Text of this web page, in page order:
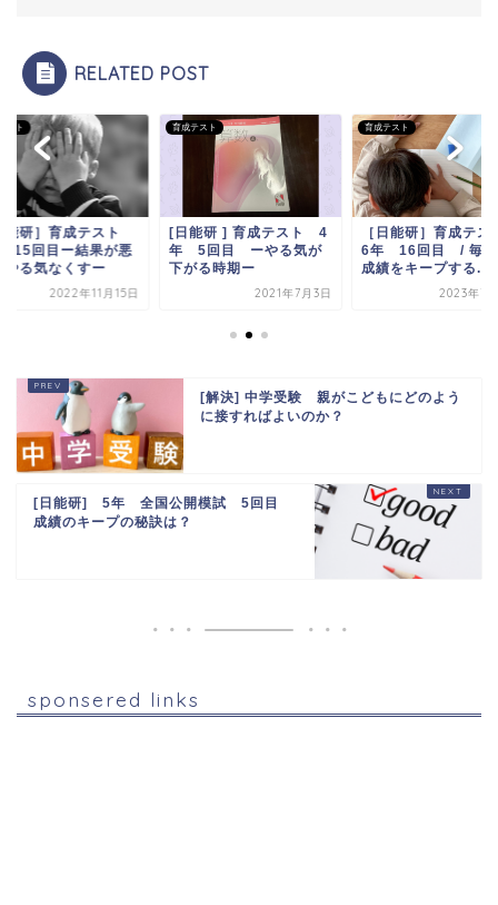
RELATED POST
スト
能研］育成テスト
15回目ー結果が悪
やる気なくすー
2022年11月15日
育成テスト
[日能研 ] 育成テスト 4
年 5回目 ーやる気が
下がる時期ー
2021年7月3日
育成テスト
［日能研］育成テ
6年 16回目 / 毎回
成績をキープする...
2023年7
[解決] 中学受験 親がこどもにどのよう
に接すればよいのか？
[日能研] 5年 全国公開模試 5回目
成績のキープの秘訣は？
sponsered links